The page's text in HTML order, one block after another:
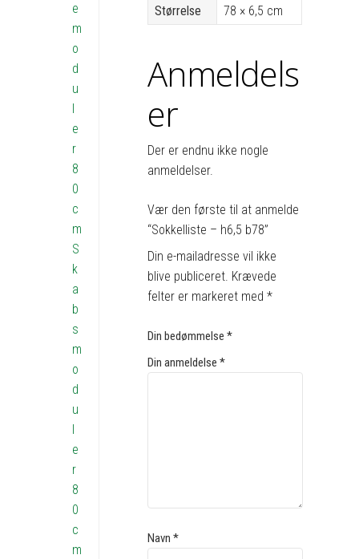
Størrelse 78 × 6,5 cm
Anmeldels
er
Der er endnu ikke nogle
anmeldelser.
Vær den første til at anmelde
“Sokkelliste – h6,5 b78”
Din e-mailadresse vil ikke
blive publiceret. Krævede
felter er markeret med*
Din bedømmelse*
Din anmeldelse*
Navn*
e
m
o
d
u
l
e
r
8
0
c
m
S
k
a
b
s
m
o
d
u
l
e
r
8
0
c
m